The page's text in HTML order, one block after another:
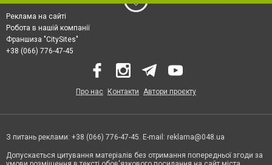
Реклама на сайті
Робота в нашій компанії
Франшиза "CitySites"
+38 (066) 776-47-45
Про нас Контакти Автори проєкту
З питань реклами: +38 (066) 776-47-45. E-mail: reklama@048.ua
Допускається цитування матеріалів без отримання попередньої згоди за